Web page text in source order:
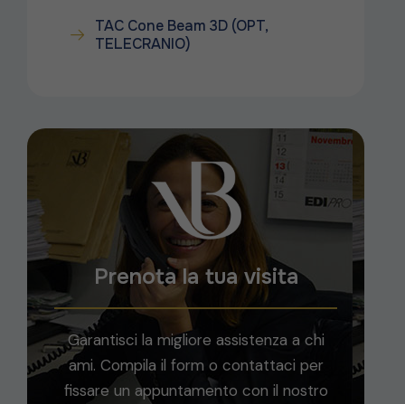
TAC Cone Beam 3D (OPT,
TELECRANIO)
Prenota la tua visita
Garantisci la migliore assistenza a chi
ami. Compila il form o contattaci per
fissare un appuntamento con il nostro